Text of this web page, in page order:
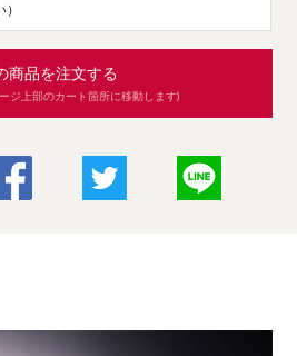
商品を注文する
ジ上部のカート箇所に移動します)